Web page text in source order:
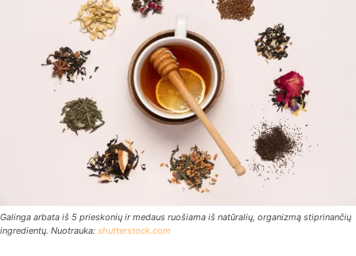
Galinga arbata iš 5 prieskonių ir medaus ruošiama iš natūralių, organizmą stiprinančių
ingredientų. Nuotrauka: shutterstock.com